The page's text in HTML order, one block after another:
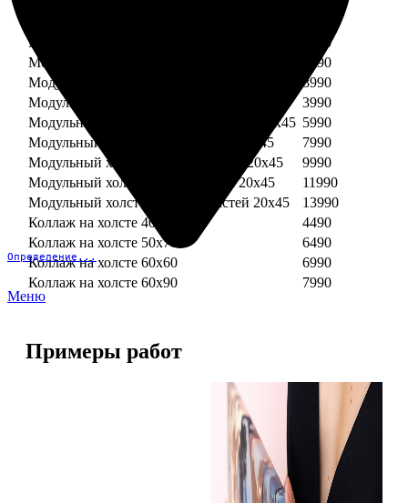
Определение...
Меню
Модульный холст из трех частей 30х40
7490
Модульный холст из двух частей 40х40
5990
Модульный холст из трех частей 40х40
8990
Модульный холст из трех частей 20х45
3990
Модульный холст из четырех частей 20х45 5990
Модульный холст из пяти частей 20х45
7990
Модульный холст из шести частей 20х45
9990
Модульный холст из семи частей 20х45
11990
Модульный холст из восьми частей 20х45
13990
Коллаж на холсте 40х40
4490
Коллаж на холсте 50х70
6490
Коллаж на холсте 60х60
6990
Коллаж на холсте 60х90
7990
Примеры работ